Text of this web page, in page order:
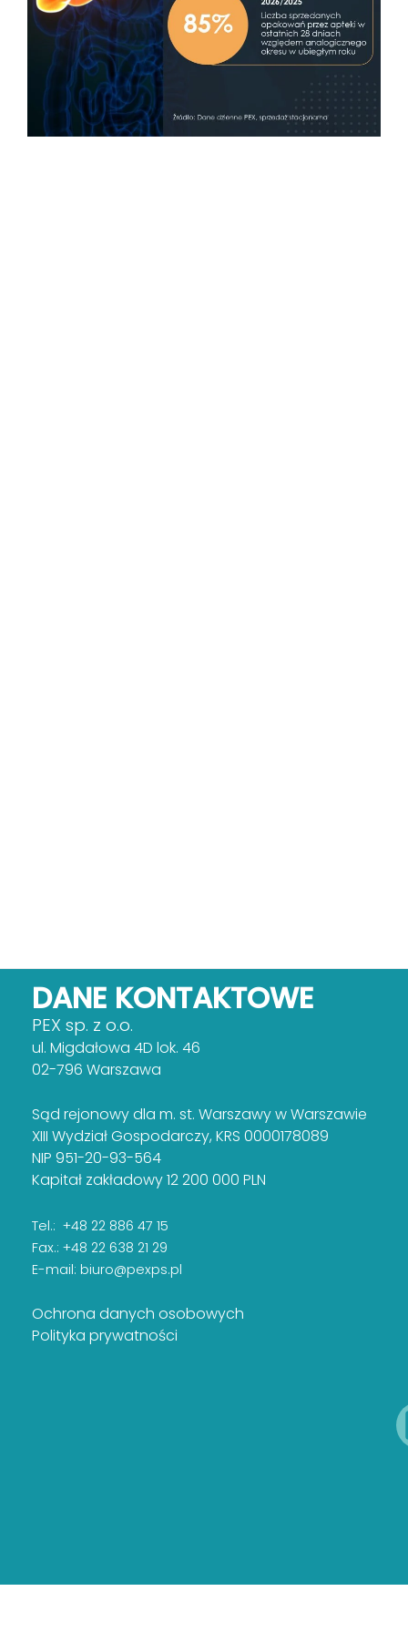
DANE KONTAKTOWE
PEX sp. z o.o.
ul. Migdałowa 4D lok. 46
02-796 Warszawa
Sąd rejonowy dla m. st. Warszawy w Warszawie
XIII Wydział Gospodarczy, KRS 0000178089
NIP 951-20-93-564
Kapitał zakładowy 12 200 000 PLN
Tel.: +48 22 886 47 15
Fax.: +48 22 638 21 29
E-mail: biuro@pexps.pl
Ochrona danych osobowych
Polityka prywatności